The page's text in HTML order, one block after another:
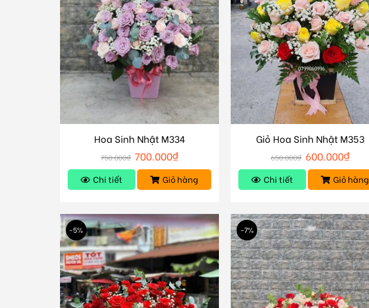
Hoa Sinh Nhật M334
750.000₫ 700.000₫
Chi tiết Giỏ hàng
Giỏ Hoa Sinh Nhật M353
650.000₫ 600.000₫
Chi tiết Giỏ hàng
-5% -7%